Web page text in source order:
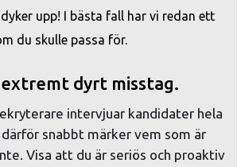
upp! I bästa fall har vi redan ett
du skulle passa för.
dyrt misstag.
intervjuar kandidater hela
därför snabbt märker vem som är
Visa att du är seriös och proaktiv